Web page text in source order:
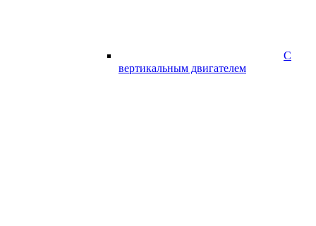
С
вертикальным двигателем